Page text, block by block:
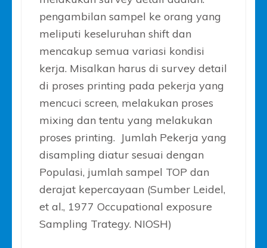
pengambilan sampel ke orang yang
meliputi keseluruhan shift dan
mencakup semua variasi kondisi
kerja. Misalkan harus di survey detail
di proses printing pada pekerja yang
mencuci screen, melakukan proses
mixing dan tentu yang melakukan
proses printing. Jumlah Pekerja yang
disampling diatur sesuai dengan
Populasi, jumlah sampel TOP dan
derajat kepercayaan (Sumber Leidel,
et al., 1977 Occupational exposure
Sampling Trategy. NIOSH)